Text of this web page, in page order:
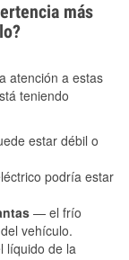
más
atención a estas
teniendo
estar débil o
podría estar
— el frío
vehículo.
líquido de la